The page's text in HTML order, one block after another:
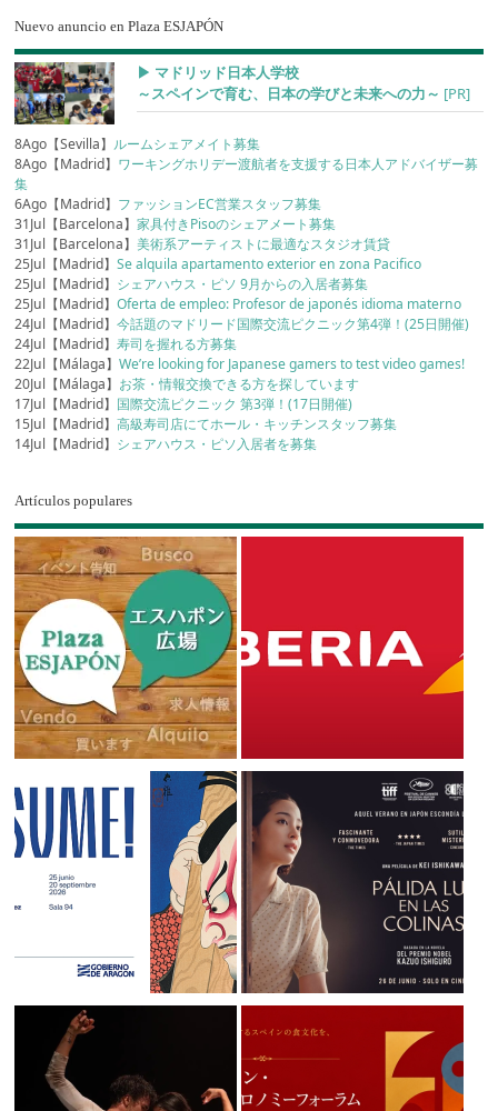
Nuevo anuncio en Plaza ESJAPÓN
▶︎ マドリッド日本人学校
～スペインで育む、日本の学びと未来への力～ [PR]
8Ago【Sevilla】 ルームシェアメイト募集
8Ago【Madrid】 ワーキングホリデー渡航者を支援する日本人アドバイザー募
集
6Ago【Madrid】 ファッションEC営業スタッフ募集
31Jul【Barcelona】家具付きPisoのシェアメート募集
31Jul【Barcelona】美術系アーティストに最適なスタジオ賃貸
25Jul【Madrid】Se alquila apartamento exterior en zona Pacifico
25Jul【Madrid】 シェアハウス・ピソ 9月からの入居者募集
25Jul【Madrid】Oferta de empleo: Profesor de japonés idioma materno
24Jul【Madrid】今話題のマドリード国際交流ピクニック第4弾！(25日開催)
24Jul【Madrid】寿司を握れる方募集
22Jul【Málaga】We’re looking for Japanese gamers to test video games!
20Jul【Málaga】 お茶・情報交換できる方を探しています
17Jul【Madrid】 国際交流ピクニック 第3弾！(17日開催)
15Jul【Madrid】高級寿司店にてホール・キッチンスタッフ募集
14Jul【Madrid】 シェアハウス・ピソ入居者を募集
Artículos populares